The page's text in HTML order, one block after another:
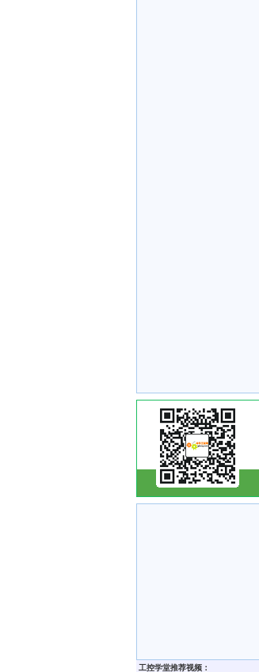
工控学堂推荐视频：